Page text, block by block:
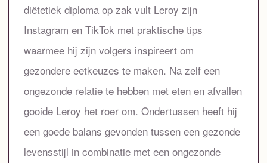
diëtetiek diploma op zak vult Leroy zijn
Instagram en TikTok met praktische tips
waarmee hij zijn volgers inspireert om
gezondere eetkeuzes te maken. Na zelf een
ongezonde relatie te hebben met eten en afvallen
gooide Leroy het roer om. Ondertussen heeft hij
een goede balans gevonden tussen een gezonde
levensstijl in combinatie met een ongezonde